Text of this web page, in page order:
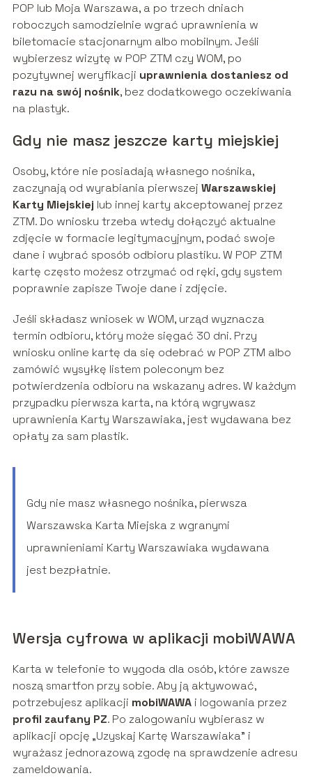
POP lub Moja Warszawa, a po trzech dniach
roboczych samodzielnie wgrać uprawnienia w
biletomacie stacjonarnym albo mobilnym. Jeśli
wybierzesz wizytę w POP ZTM czy WOM, po
pozytywnej weryfikacji uprawnienia dostaniesz od
razu na swój nośnik, bez dodatkowego oczekiwania
na plastyk.
Gdy nie masz jeszcze karty miejskiej
Osoby, które nie posiadają własnego nośnika,
zaczynają od wyrabiania pierwszej Warszawskiej
Karty Miejskiej lub innej karty akceptowanej przez
ZTM. Do wniosku trzeba wtedy dołączyć aktualne
zdjęcie w formacie legitymacyjnym, podać swoje
dane i wybrać sposób odbioru plastiku. W POP ZTM
kartę często możesz otrzymać od ręki, gdy system
poprawnie zapisze Twoje dane i zdjęcie.
Jeśli składasz wniosek w WOM, urząd wyznacza
termin odbioru, który może sięgać 30 dni. Przy
wniosku online kartę da się odebrać w POP ZTM albo
zamówić wysyłkę listem poleconym bez
potwierdzenia odbioru na wskazany adres. W każdym
przypadku pierwsza karta, na którą wgrywasz
uprawnienia Karty Warszawiaka, jest wydawana bez
opłaty za sam plastik.
Gdy nie masz własnego nośnika, pierwsza
Warszawska Karta Miejska z wgranymi
uprawnieniami Karty Warszawiaka wydawana
jest bezpłatnie.
Wersja cyfrowa w aplikacji mobiWAWA
Karta w telefonie to wygoda dla osób, które zawsze
noszą smartfon przy sobie. Aby ją aktywować,
potrzebujesz aplikacji mobiWAWAi logowania przez
profil zaufany PZ. Po zalogowaniu wybierasz w
aplikacji opcję „Uzyskaj Kartę Warszawiaka” i
wyrażasz jednorazową zgodę na sprawdzenie adresu
zameldowania.